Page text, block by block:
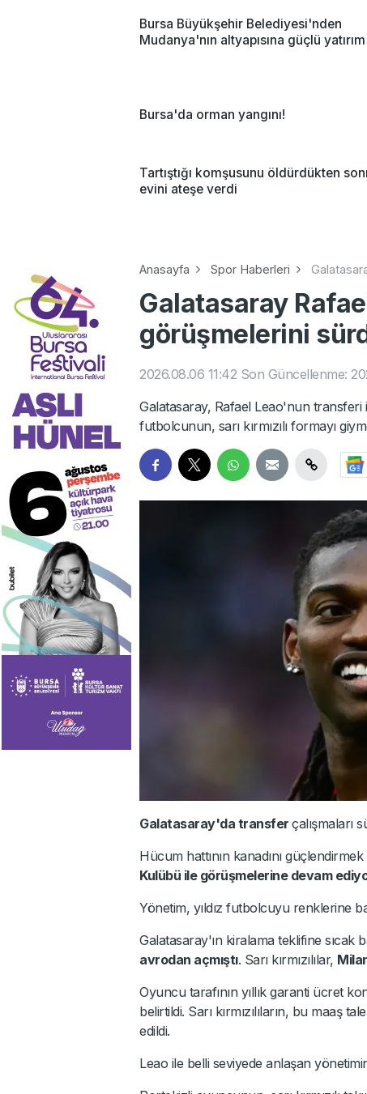
Bursa Büyükşehir Belediyesi'nden
Mudanya'nın altyapısına güçlü yatırım
Bursa'da orman yangını!
Tartıştığı komşusunu öldürdükten
evini ateşe verdi
Anasayfa Spor Haberleri
Galatasaray
görüşmelerini
2026.08.06 11:42 Son Güncellenme:
Galatasaray, Rafael Leao'nun
futbolcunun, sarı kırmızılı formayı
Galatasaray'da transfer çalışmaları
Hücum hattının kanadını güçlendirmek
Kulübü ile görüşmelerine devam
Yönetim, yıldız futbolcuyu renklerine
Galatasaray'ın kiralama teklifine sıcak
avrodan açmıştı. Sarı kırmızılılar,
Oyuncu tarafının yıllık garanti ücret
belirtildi. Sarı kırmızılıların, bu maaş
edildi.
Leao ile belli seviyede anlaşan